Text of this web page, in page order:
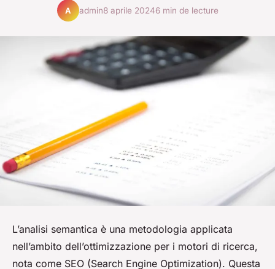
A admin8 aprile 20246 min de lecture
L’analisi semantica è una metodologia applicata
nell’ambito dell’ottimizzazione per i motori di ricerca,
nota come SEO (Search Engine Optimization). Questa